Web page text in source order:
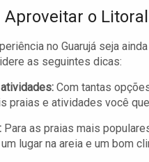
Aproveitar o Litoral
no Guarujá seja
as seguintes dicas:
Com tantas
praias e atividades você
Para as praias mais
lugar na areia e um bom